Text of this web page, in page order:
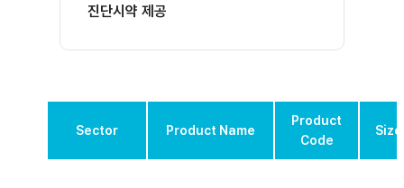
진단시약 제공
Sector Product Name
Product
Code
Size